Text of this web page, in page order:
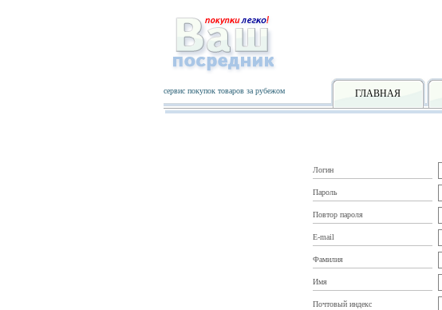
сервис покупок товаров за рубежом ГЛАВНАЯ
Логин
Пароль
Повтор пароля
E-mail
Фамилия
Имя
Почтовый индекс